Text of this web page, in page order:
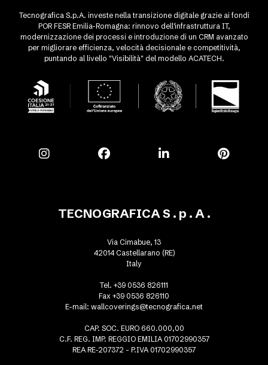
Tecnografica S.p.A. investe nella transizione digitale grazie ai fondi
POR FESR Emilia-Romagna: rinnovo dell'infrastruttura IT,
modernizzazione dei processi e introduzione di un CRM avanzato
per migliorare efficienza, velocità decisionale e competitività,
puntando al livello "Visibilità" del modello ACATECH.
TECNOGRAFICA S . p . A .
Via Cimabue, 13
42014 Castellarano (RE)
Italy
Tel. +39 0536 826111
Fax +39 0536 826110
E-mail: wallcoverings@tecnografica.net
CAP. SOC. EURO 660.000,00
C.F. REG. IMP. REGGIO EMILIA 01702990357
REA RE-207372 - P.IVA 01702990357